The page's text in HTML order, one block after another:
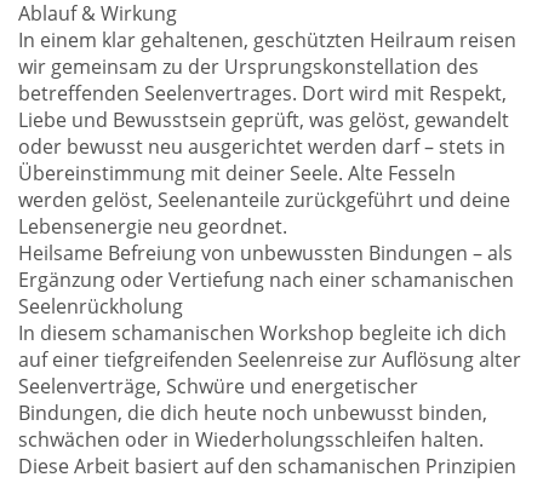
Ablauf & Wirkung
In einem klar gehaltenen, geschützten Heilraum reisen
wir gemeinsam zu der Ursprungskonstellation des
betreffenden Seelenvertrages. Dort wird mit Respekt,
Liebe und Bewusstsein geprüft, was gelöst, gewandelt
oder bewusst neu ausgerichtet werden darf – stets in
Übereinstimmung mit deiner Seele. Alte Fesseln
werden gelöst, Seelenanteile zurückgeführt und deine
Lebensenergie neu geordnet.
Heilsame Befreiung von unbewussten Bindungen – als
Ergänzung oder Vertiefung nach einer schamanischen
Seelenrückholung
In diesem schamanischen Workshop begleite ich dich
auf einer tiefgreifenden Seelenreise zur Auflösung alter
Seelenverträge, Schwüre und energetischer
Bindungen, die dich heute noch unbewusst binden,
schwächen oder in Wiederholungsschleifen halten.
Diese Arbeit basiert auf den schamanischen Prinzipien